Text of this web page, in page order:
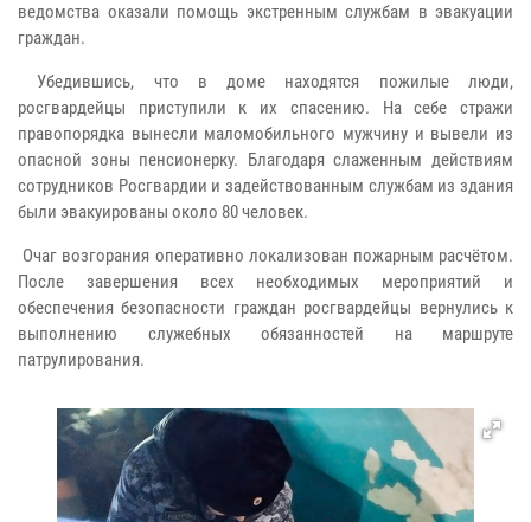
ведомства оказали помощь экстренным службам в эвакуации
граждан.
Убедившись, что в доме находятся пожилые люди,
росгвардейцы приступили к их спасению. На себе стражи
правопорядка вынесли маломобильного мужчину и вывели из
опасной зоны пенсионерку. Благодаря слаженным действиям
сотрудников Росгвардии и задействованным службам из здания
были эвакуированы около 80 человек.
Очаг возгорания оперативно локализован пожарным расчётом.
После завершения всех необходимых мероприятий и
обеспечения безопасности граждан росгвардейцы вернулись к
выполнению служебных обязанностей на маршруте
патрулирования.